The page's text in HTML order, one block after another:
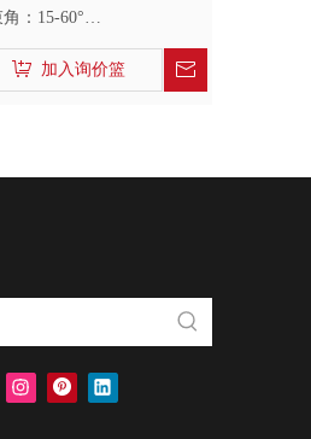
：15-60°
数：92+
加入询价篮